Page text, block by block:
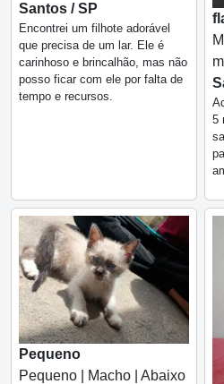
Santos / SP
Encontrei um filhote adorável
que precisa de um lar. Ele é
carinhoso e brincalhão, mas não
posso ficar com ele por falta de
tempo e recursos.
5
Pequeno
Pequeno | Macho | Abaixo